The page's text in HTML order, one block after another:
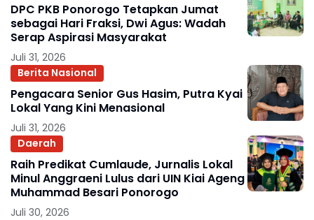
DPC PKB Ponorogo Tetapkan Jumat
sebagai Hari Fraksi, Dwi Agus: Wadah
Serap Aspirasi Masyarakat
Juli 31, 2026
Berita Nasional
Pengacara Senior Gus Hasim, Putra Kyai
Lokal Yang Kini Menasional
Juli 31, 2026
Daerah
Raih Predikat Cumlaude, Jurnalis Lokal
Minul Anggraeni Lulus dari UIN Kiai Ageng
Muhammad Besari Ponorogo
Juli 30, 2026